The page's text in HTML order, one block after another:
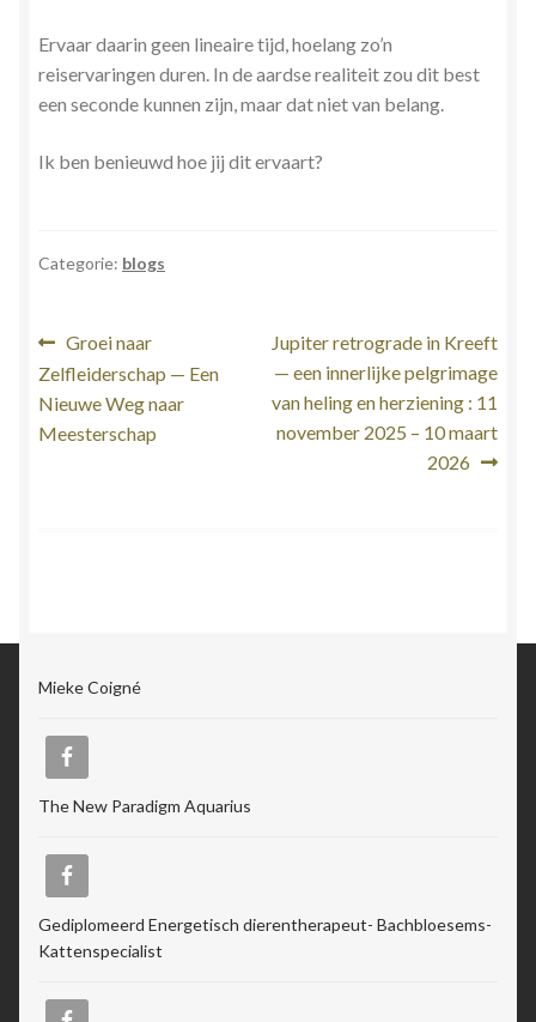
Ervaar daarin geen lineaire tijd, hoelang zo’n
reiservaringen duren. In de aardse realiteit zou dit best
een seconde kunnen zijn, maar dat niet van belang.
Ik ben benieuwd hoe jij dit ervaart?
Categorie: blogs
Bericht
navigatie
Vorig
bericht:
Groei naar
Zelfleiderschap — Een
Nieuwe Weg naar
Meesterschap
Volgend
bericht:
Jupiter retrograde in Kreeft
— een innerlijke pelgrimage
van heling en herziening : 11
november 2025 – 10 maart
2026
Mieke Coigné
The New Paradigm Aquarius
Gediplomeerd Energetisch dierentherapeut- Bachbloesems-
Kattenspecialist